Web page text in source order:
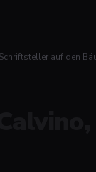
auf den